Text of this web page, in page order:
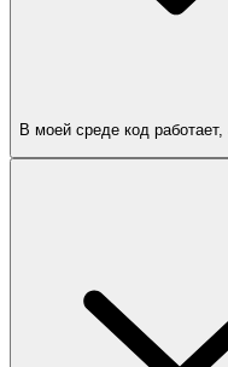
В моей среде код